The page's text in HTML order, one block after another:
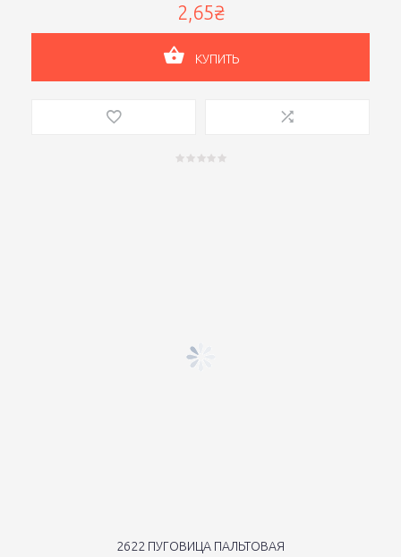
2,65₴
КУПИТЬ
2622 ПУГОВИЦА ПАЛЬТОВАЯ